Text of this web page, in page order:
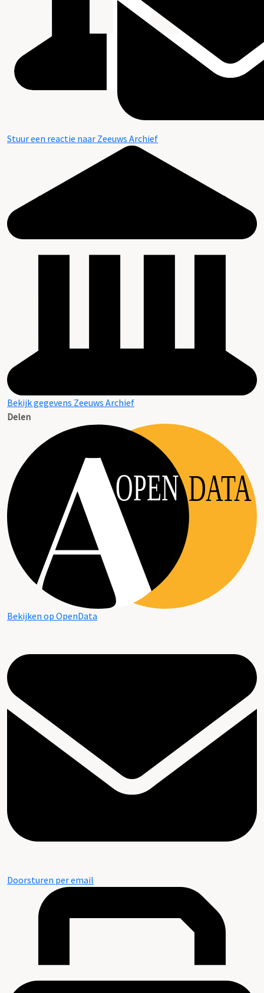
Stuur een reactie naar Zeeuws Archief
Bekijk gegevens Zeeuws Archief
Delen
OPEN DATA
Bekijken op OpenData
Doorsturen per email